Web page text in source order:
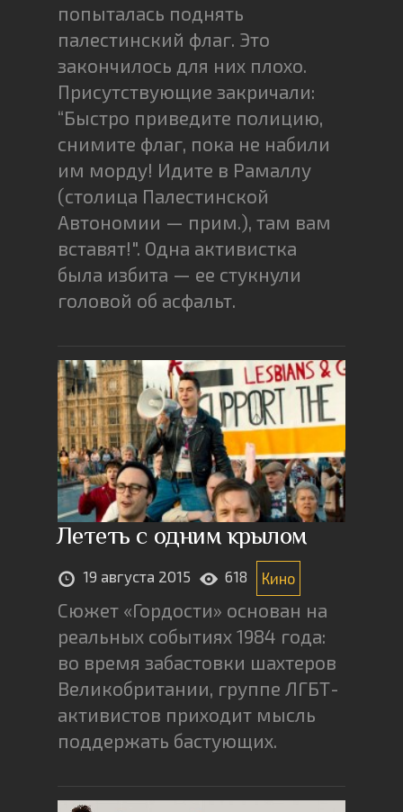
попыталась поднять
палестинский флаг. Это
закончилось для них плохо.
Присутствующие закричали:
“Быстро приведите полицию,
снимите флаг, пока не набили
им морду! Идите в Рамаллу
(столица Палестинской
Автономии — прим.), там вам
вставят!". Одна активистка
была избита — ее стукнули
головой об асфальт.
Лететь с одним крылом
19 августа 2015 618 Кино
Сюжет «Гордости» основан на
реальных событиях 1984 года:
во время забастовки шахтеров
Великобритании, группе ЛГБТ-
активистов приходит мысль
поддержать бастующих.